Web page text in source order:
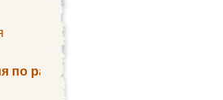
развитию памяти